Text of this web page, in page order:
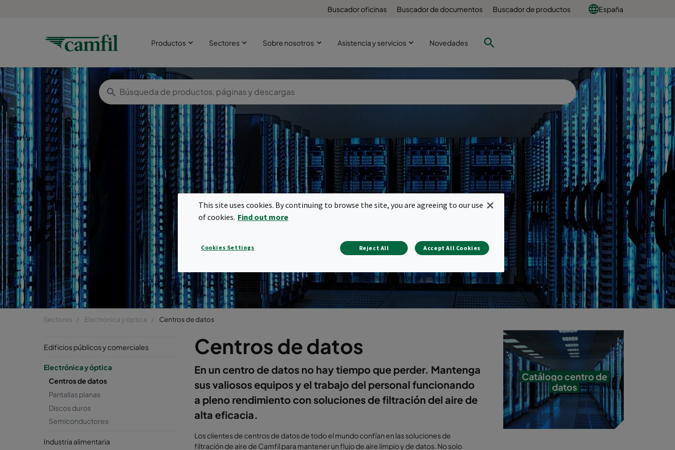
Buscador oficinas Buscador de documentos Buscador de productos España
Productos Sectores Sobre nosotros Asistencia y servicios Novedades
Centros de datos
Sectores Electrónica y óptica Centros de datos
Edificios públicos y comerciales
Electrónica y óptica
Centros de datos
Pantallas planas
Discos duros
Semiconductores
Industria alimentaria
Centros de datos
En un centro de datos no hay tiempo que perder. Mantenga
sus valiosos equipos y el trabajo del personal funcionando
a pleno rendimiento con soluciones de filtración del aire de
alta eficacia.
Los clientes de centros de datos de todo el mundo confían en las soluciones de
filtración de aire de Camfil para mantener un flujo de aire limpio y de datos. No solo
Catálogo centro de
datos
This site uses cookies. By continuing to browse the site, you are agreeing to our use
of cookies. Find out more
Cookies Settings Reject All Accept All Cookies